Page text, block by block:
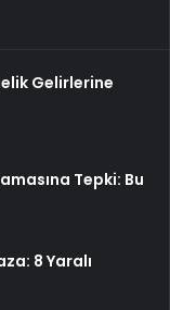
Gelirlerine
Tepki: Bu
8 Yaralı